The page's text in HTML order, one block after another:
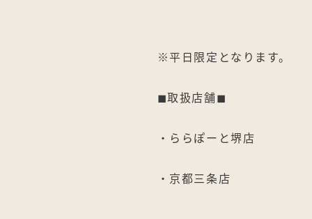
※平日限定となります。
◼︎取扱店舗◼︎
・ららぽーと堺店
・京都三条店